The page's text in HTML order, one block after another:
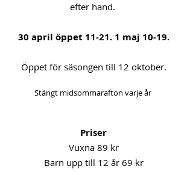
efter hand.
30 april öppet 11-21. 1 maj 10-19.
Öppet för säsongen till 12 oktober.
Stängt midsommarafton varje år
Priser
Vuxna 89 kr
Barn upp till 12 år 69 kr